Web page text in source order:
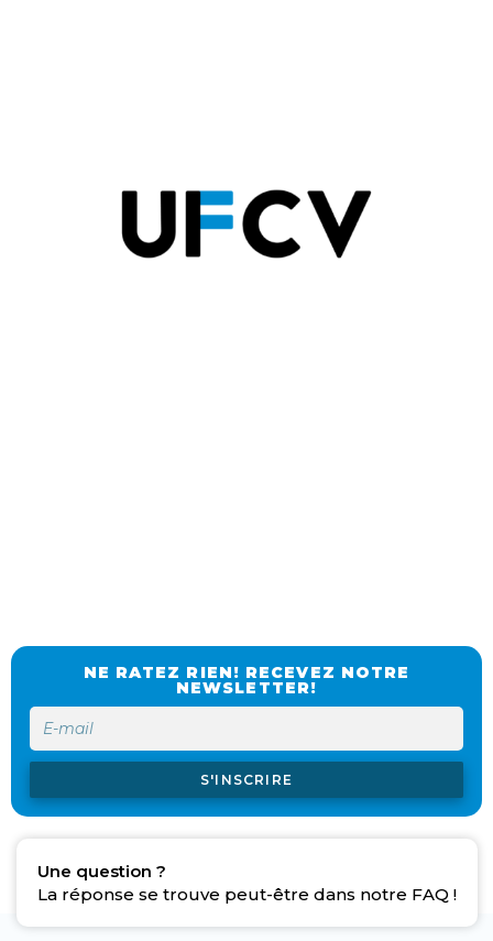
NE RATEZ RIEN! RECEVEZ NOTRE
NEWSLETTER!
S'INSCRIRE
Une question ?
La réponse se trouve peut-être dans notre FAQ !